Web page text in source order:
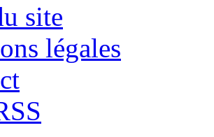
site
légales